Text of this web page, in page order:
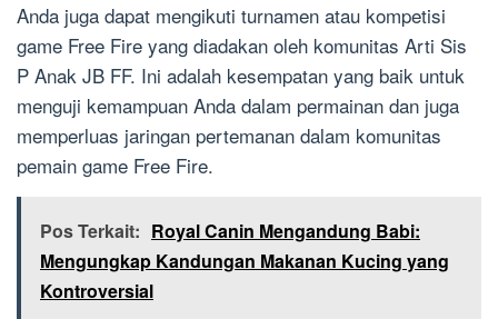
Anda juga dapat mengikuti turnamen atau kompetisi
game Free Fire yang diadakan oleh komunitas Arti Sis
P Anak JB FF. Ini adalah kesempatan yang baik untuk
menguji kemampuan Anda dalam permainan dan juga
memperluas jaringan pertemanan dalam komunitas
pemain game Free Fire.
Pos Terkait: Royal Canin Mengandung Babi:
Mengungkap Kandungan Makanan Kucing yang
Kontroversial